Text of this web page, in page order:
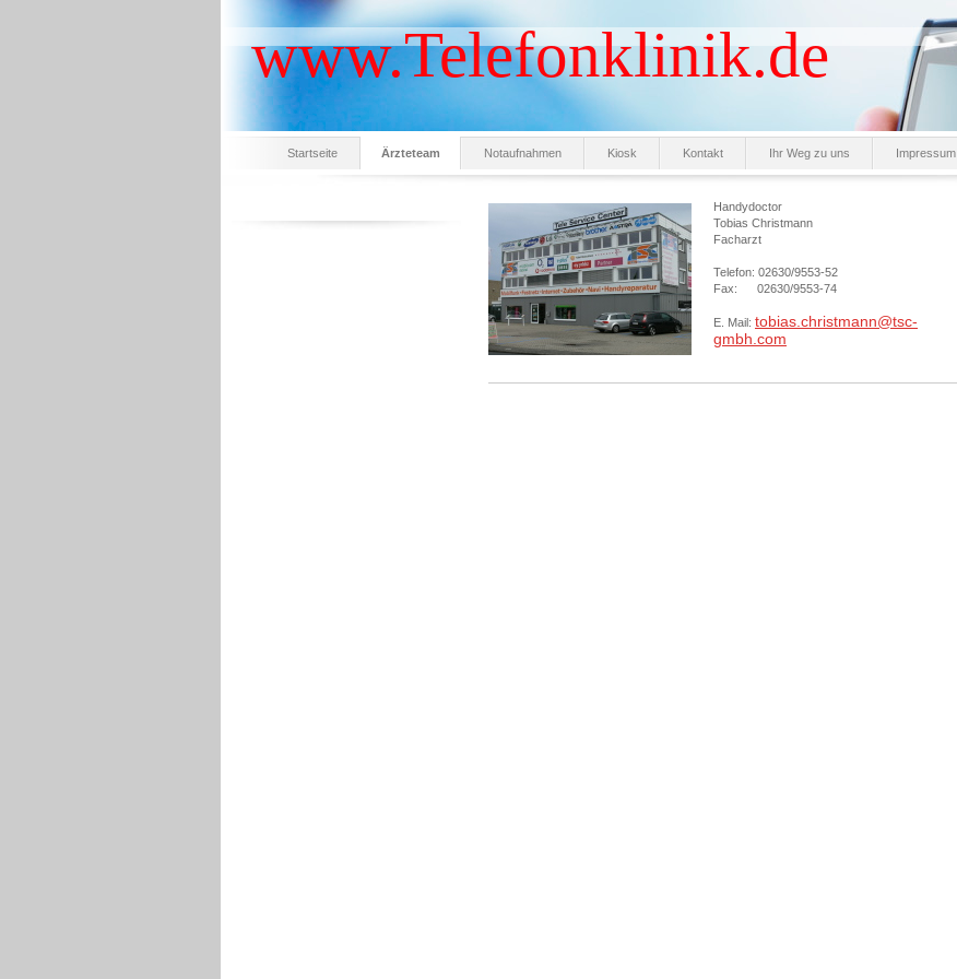
www.Telefonklinik.de
Startseite Ärzteteam Notaufnahmen Kiosk Kontakt Ihr Weg zu uns Impressum
Handydoctor
Tobias Christmann
Facharzt
Telefon: 02630/9553-52
Fax: 02630/9553-74
E. Mail: tobias.christmann@tsc-
gmbh.com